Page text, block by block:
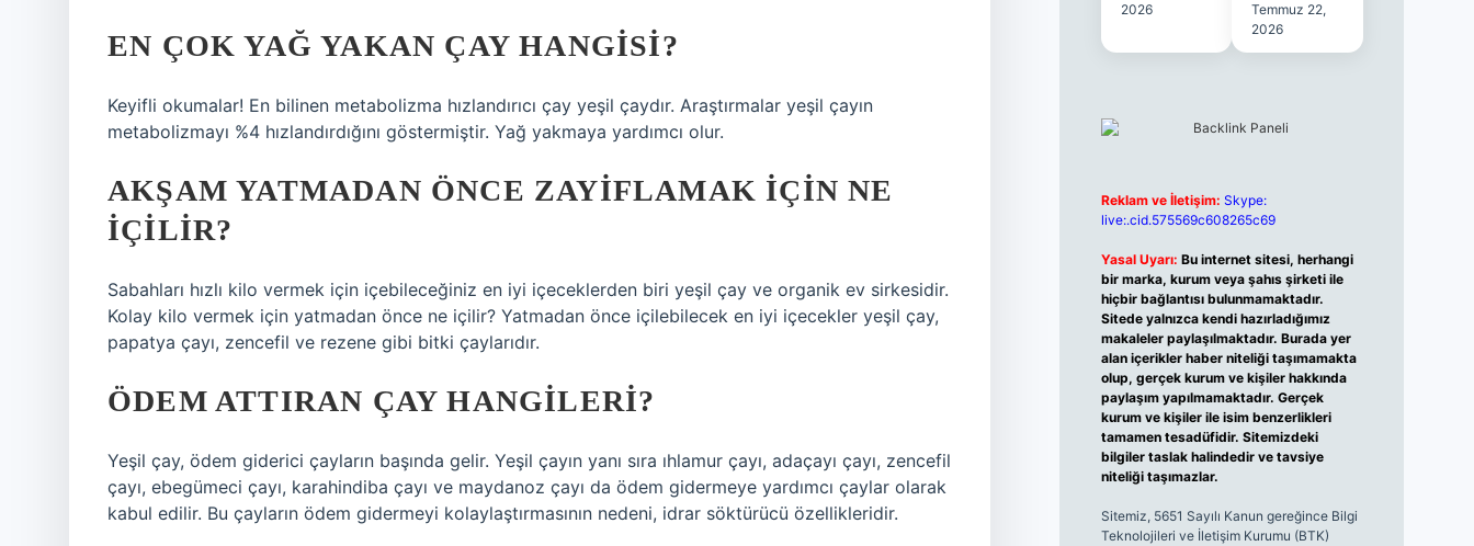
EN ÇOK YAĞ YAKAN ÇAY HANGISI?
Keyifli okumalar! En bilinen metabolizma hızlandırıcı çay yeşil çaydır. Araştırmalar yeşil çayın
metabolizmayı %4 hızlandırdığını göstermiştir. Yağ yakmaya yardımcı olur.
AKŞAM YATMADAN ÖNCE ZAYIFLAMAK IÇIN NE
IÇILIR?
Sabahları hızlı kilo vermek için içebileceğiniz en iyi içeceklerden biri yeşil çay ve organik ev sirkesidir.
Kolay kilo vermek için yatmadan önce ne içilir? Yatmadan önce içilebilecek en iyi içecekler yeşil çay,
papatya çayı, zencefil ve rezene gibi bitki çaylarıdır.
ÖDEM ATTIRAN ÇAY HANGILERI?
Yeşil çay, ödem giderici çayların başında gelir. Yeşil çayın yanı sıra ıhlamur çayı, adaçayı çayı, zencefil
çayı, ebegümeci çayı, karahindiba çayı ve maydanoz çayı da ödem gidermeye yardımcı çaylar olarak
kabul edilir. Bu çayların ödem gidermeyi kolaylaştırmasının nedeni, idrar söktürücü özellikleridir.
2026
Temmuz 22,
2026
Reklam ve İletişim: Skype:
live:.cid.575569c608265c69
Yasal Uyarı: Bu internet sitesi, herhangi
bir marka, kurum veya şahıs şirketi ile
hiçbir bağlantısı bulunmamaktadır.
Sitede yalnızca kendi hazırladığımız
makaleler paylaşılmaktadır. Burada yer
alan içerikler haber niteliği taşımamakta
olup, gerçek kurum ve kişiler hakkında
paylaşım yapılmamaktadır. Gerçek
kurum ve kişiler ile isim benzerlikleri
tamamen tesadüfidir. Sitemizdeki
bilgiler taslak halindedir ve tavsiye
niteliği taşımazlar.
Sitemiz, 5651 Sayılı Kanun gereğince Bilgi
Teknolojileri ve İletişim Kurumu (BTK)